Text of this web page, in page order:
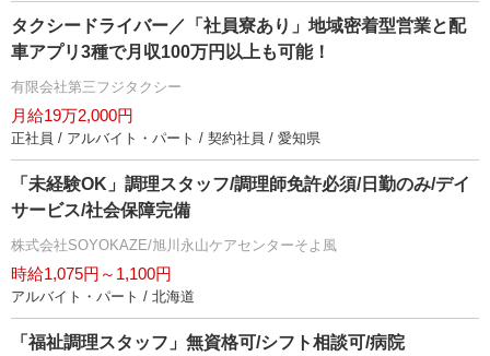
タクシードライバー／「社員寮あり」地域密着型営業と配
車アプリ3種で月収100万円以上も可能！
有限会社第三フジタクシー
月給19万2,000円
正社員 / アルバイト・パート / 契約社員 / 愛知県
「未経験OK」調理スタッフ/調理師免許必須/日勤のみ/デイ
サービス/社会保障完備
株式会社SOYOKAZE/旭川永山ケアセンターそよ風
時給1,075円～1,100円
アルバイト・パート / 北海道
「福祉調理スタッフ」無資格可/シフト相談可/病院